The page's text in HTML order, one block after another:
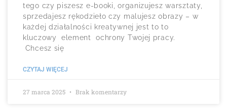
tego czy piszesz e-booki, organizujesz warsztaty,
sprzedajesz rękodzieło czy malujesz obrazy – w
każdej działalności kreatywnej jest to to
kluczowy element ochrony Twojej pracy.
Chcesz się
CZYTAJ WIĘCEJ
27 marca 2025 Brak komentarzy